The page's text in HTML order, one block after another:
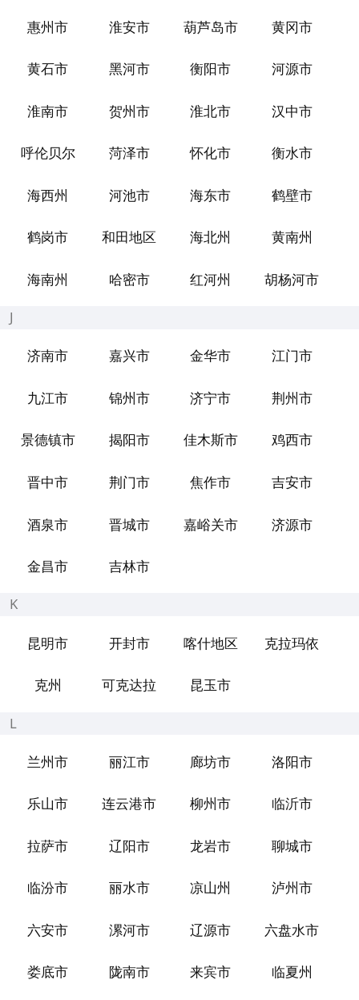
惠州市 淮安市 葫芦岛市 黄冈市
黄石市 黑河市 衡阳市 河源市
淮南市 贺州市 淮北市 汉中市
呼伦贝尔 菏泽市 怀化市 衡水市
海西州 河池市 海东市 鹤壁市
鹤岗市 和田地区 海北州 黄南州
海南州 哈密市 红河州 胡杨河市
J
济南市 嘉兴市 金华市 江门市
九江市 锦州市 济宁市 荆州市
景德镇市 揭阳市 佳木斯市 鸡西市
晋中市 荆门市 焦作市 吉安市
酒泉市 晋城市 嘉峪关市 济源市
金昌市 吉林市
K
昆明市 开封市 喀什地区 克拉玛依
克州 可克达拉 昆玉市
L
兰州市 丽江市 廊坊市 洛阳市
乐山市 连云港市 柳州市 临沂市
拉萨市 辽阳市 龙岩市 聊城市
临汾市 丽水市 凉山州 泸州市
六安市 漯河市 辽源市 六盘水市
娄底市 陇南市 来宾市 临夏州